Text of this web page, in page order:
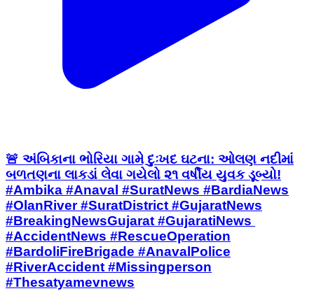
🚨 અંબિકાના ભોરિયા ગામે દુઃખદ ઘટના: ઓલણ નદીમાં
બળતણના લાકડાં લેવા ગયેલો ૨૧ વર્ષીય યુવક ડૂબ્યો! ​
#Ambika #Anaval #SuratNews #BardiaNews
#OlanRiver #SuratDistrict #GujaratNews
#BreakingNewsGujarat #GujaratiNews ​
#AccidentNews #RescueOperation
#BardoliFireBrigade #AnavalPolice
#RiverAccident #Missingperson
#Thesatyamevnews